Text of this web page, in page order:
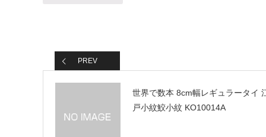
PREV
世界で数本 8cm幅レギュラータイ
戸小紋鮫小紋 KO10014A